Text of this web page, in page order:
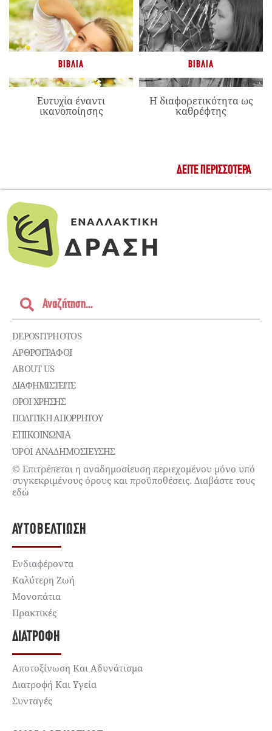
ΒΙΒΛΊΑ
Ευτυχία έναντι
ικανοποίησης
ΒΙΒΛΊΑ
Η διαφορετικότητα ως
καθρέφτης
ΔΕΊΤΕ ΠΕΡΙΣΣΌΤΕΡΑ
DEPOSITPHOTOS
ΑΡΘΡΟΓΡΑΦΟΙ
ABOUT US
ΔΙΑΦΗΜΙΣΤΕΊΤΕ
ΌΡΟΙ ΧΡΉΣΗΣ
ΠΟΛΙΤΙΚΉ ΑΠΟΡΡΉΤΟΥ
ΕΠΙΚΟΙΝΩΝΊΑ
ΌΡΟΙ ΑΝΑΔΗΜΟΣΙΕΥΣΗΣ
© Επιτρέπεται η αναδημοσίευση περιεχομένου μόνο υπό
συγκεκριμένους όρους και προϋποθέσεις. Διαβάστε τους
εδώ
ΑΥΤΟΒΕΛΤΊΩΣΗ
Ενδιαφέροντα
Καλύτερη Ζωή
Μονοπάτια
Πρακτικές
ΔΙΑΤΡΟΦΉ
Αποτοξίνωση Και Αδυνάτισμα
Διατροφή Και Υγεία
Συνταγές